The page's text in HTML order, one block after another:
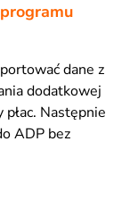
dane z
dodatkowej
Następnie
ADP bez